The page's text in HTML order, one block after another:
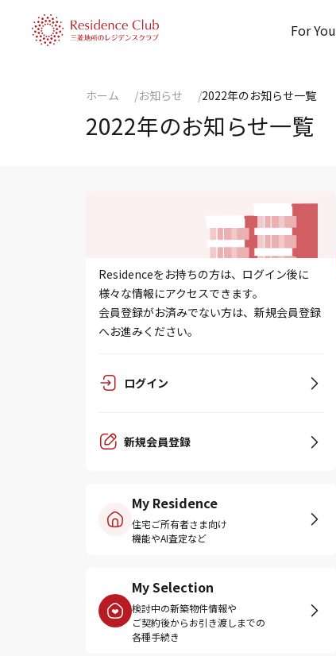
For You
ホーム お知らせ 2022年のお知らせ一覧
2022年のお知らせ一覧
Residenceをお持ちの方は、ログイン後に
様々な情報にアクセスできます。
会員登録がお済みでない方は、新規会員登録
へお進みください。
ログイン
新規会員登録
My Residence
住宅ご所有者さま向け
機能やAI査定など
My Selection
検討中の新築物件情報や
ご契約後からお引き渡しまでの
各種手続き